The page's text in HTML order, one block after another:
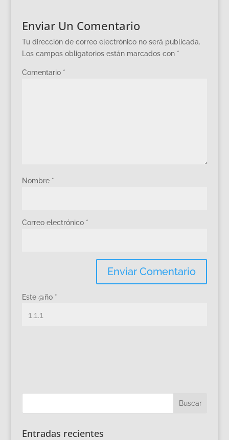
Enviar Un Comentario
Tu dirección de correo electrónico no será publicada.
Los campos obligatorios están marcados con *
Comentario *
Nombre *
Correo electrónico *
Este @ño *
Entradas recientes